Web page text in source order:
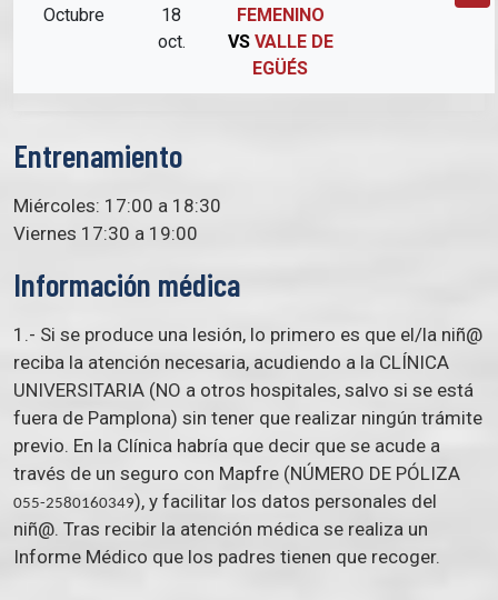
Octubre
18
oct.
FEMENINO
VSVALLE DE
EGÜÉS
Entrenamiento
Miércoles: 17:00 a 18:30
Viernes 17:30 a 19:00
Información médica
1.- Si se produce una lesión, lo primero es que el/la niñ@
reciba la atención necesaria, acudiendo a la CLÍNICA
UNIVERSITARIA (NO a otros hospitales, salvo si se está
fuera de Pamplona) sin tener que realizar ningún trámite
previo. En la Clínica habría que decir que se acude a
través de un seguro con Mapfre (NÚMERO DE PÓLIZA
055-2580160349), y facilitar los datos personales del
niñ@. Tras recibir la atención médica se realiza un
Informe Médico que los padres tienen que recoger.